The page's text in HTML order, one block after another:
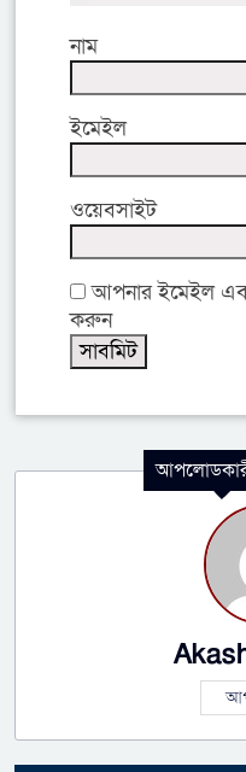
নাম
ইমেইল
ওয়েবসাইট
আপনার ইমেইল
করুন